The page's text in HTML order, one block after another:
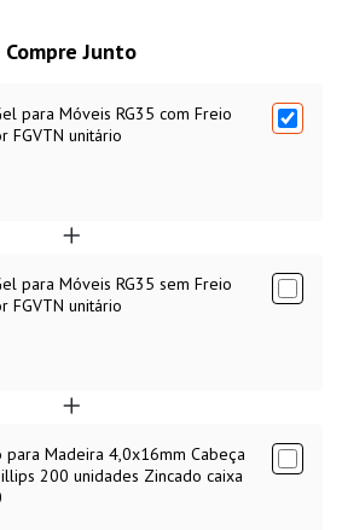
em poliuretano Gel promove uma
e fluída, sem riscar ou danificar o piso,
Compre Junto
para Móveis RG35 com Freio
FGVTN unitário
para Móveis RG35 sem Freio
FGVTN unitário
para Madeira 4,0x16mm Cabeça
200 unidades Zincado caixa